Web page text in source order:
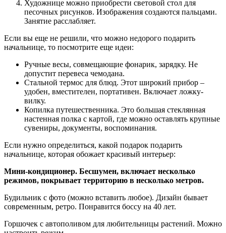
Художнице можно приобрести световой стол для
песочных рисунков. Изображения создаются пальцами.
Занятие расслабляет.
Если вы еще не решили, что можно недорого подарить
начальнице, то посмотрите еще идеи:
Ручные весы, совмещающие фонарик, зарядку. Не
допустит перевеса чемодана.
Стальной термос для блюд. Этот широкий прибор –
удобен, вместителен, портативен. Включает ложку-
вилку.
Копилка путешественника. Это большая стеклянная
настенная полка с картой, где можно оставлять крупные
сувениры, документы, воспоминания.
Если нужно определиться, какой подарок подарить
начальнице, которая обожает красивый интерьер:
Мини-кондиционер. Бесшумен, включает несколько
режимов, покрывает территорию в несколько метров.
Будильник с фото (можно вставить любое). Дизайн бывает
современным, ретро. Понравится боссу на 40 лет.
Горшочек с автополивом для любительницы растений. Можно